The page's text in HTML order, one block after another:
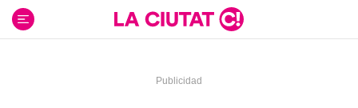
contenido